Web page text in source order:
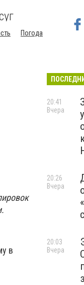
Погода
в
20:41
Вчера
20:26
Вчера
20:03
Вчера